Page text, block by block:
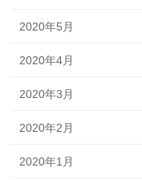
2020年5月
2020年4月
2020年3月
2020年2月
2020年1月